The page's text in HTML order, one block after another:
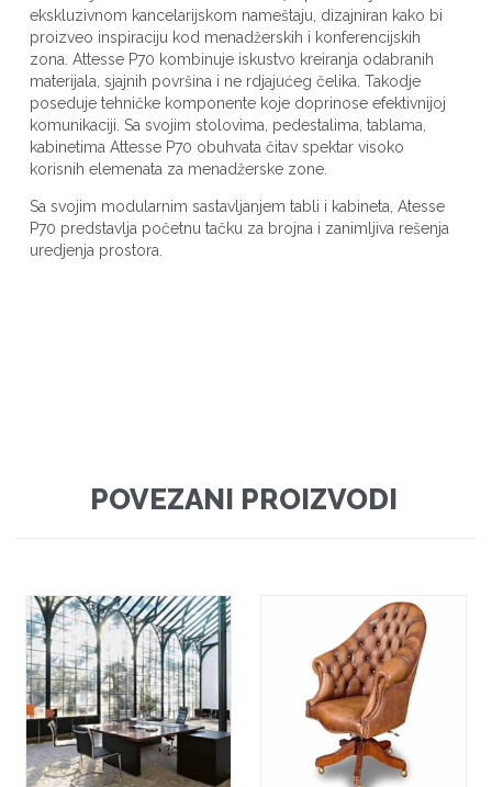
ekskluzivnom kancelarijskom nameštaju, dizajniran kako bi
proizveo inspiraciju kod menadžerskih i konferencijskih
zona. Attesse P70 kombinuje iskustvo kreiranja odabranih
materijala, sjajnih površina i ne rdjajućeg čelika. Takodje
poseduje tehničke komponente koje doprinose efektivnijoj
komunikaciji. Sa svojim stolovima, pedestalima, tablama,
kabinetima Attesse P70 obuhvata čitav spektar visoko
korisnih elemenata za menadžerske zone.
Sa svojim modularnim sastavljanjem tabli i kabineta, Atesse
P70 predstavlja početnu tačku za brojna i zanimljiva rešenja
uredjenja prostora.
POVEZANI PROIZVODI